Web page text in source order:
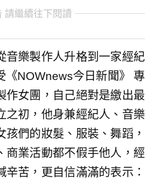
請繼續往下閱讀
音樂製作人升格到一家經紀
《NOWnews今日新聞》 專
作女團，自己絕對是繳出最
之初，他身兼經紀人、音樂
孩們的妝髮、服裝、舞蹈，
商業活動都不假手他人，經
苦，更自信滿滿的表示：